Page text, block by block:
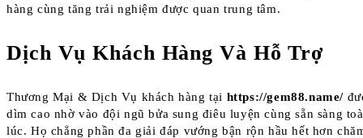
hàng cùng tăng trải nghiệm được quan trung tâm.
Dịch Vụ Khách Hàng Và Hỗ Trợ
Thương Mại & Dịch Vụ khách hàng tại https://gem88.name/
dìm cao nhờ vào đội ngũ bửa sung điêu luyện cùng sẵn sàng
lúc. Họ chẳng phần đa giải đáp vướng bận rộn hầu hết hơn